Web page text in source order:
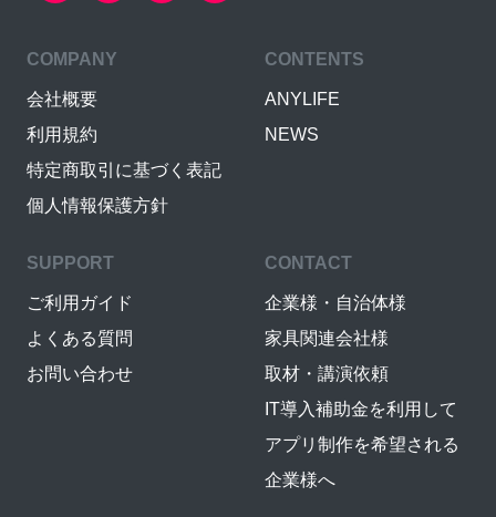
COMPANY
会社概要
利用規約
特定商取引に基づく表記
個人情報保護方針
CONTENTS
ANYLIFE
NEWS
SUPPORT
ご利用ガイド
よくある質問
お問い合わせ
CONTACT
企業様・自治体様
家具関連会社様
取材・講演依頼
IT導入補助金を利用して
アプリ制作を希望される
企業様へ